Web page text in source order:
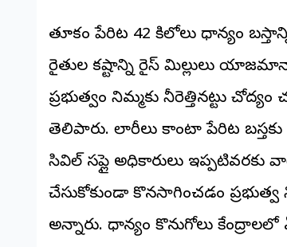
తూకం పేరిట 42 కిలోలు ధాన్యం
రైతుల కష్టాన్ని రైస్ మిల్లులు
ప్రభుత్వం నిమ్మకు నీరెత్తినట్టు
తెలిపారు. లారీలు కాంటా పేరిట బస్తకు
సివిల్ సప్లై అధికారులు
చేసుకోకుండా కొనసాగించడం ప్రభుత్వ
అన్నారు. ధాన్యం కొనుగోలు